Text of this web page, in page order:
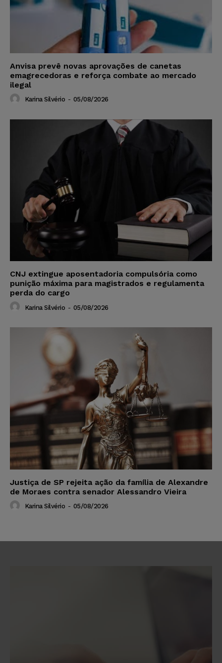
Anvisa prevê novas aprovações de canetas
emagrecedoras e reforça combate ao mercado
ilegal
Karina Silvério - 05/08/2026
CNJ extingue aposentadoria compulsória como
punição máxima para magistrados e regulamenta
perda do cargo
Karina Silvério - 05/08/2026
Justiça de SP rejeita ação da família de Alexandre
de Moraes contra senador Alessandro Vieira
Karina Silvério - 05/08/2026